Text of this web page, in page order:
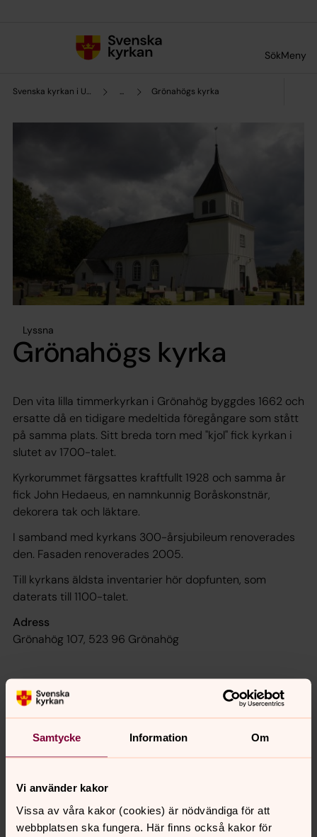
Samtycke Information Om
Vi använder kakor
Vissa av våra kakor (cookies) är nödvändiga för att
webbplatsen ska fungera. Här finns också kakor för
SökMeny
Svenska kyrkan i Ulricehamn ... Grönahögs kyrka
Lyssna
Grönahögs kyrka
Den vita lilla timmerkyrkan i Grönahög byggdes 1662 och
ersatte då en tidigare medeltida föregångare som stått
på samma plats. Sitt breda torn med "kjol" fick kyrkan i
slutet av 1700-talet.
Kyrkorummet färgsattes kraftfullt 1928 och samma år
fick John Hedaeus, en namnkunnig Boråskonstnär,
dekorera tak och läktare.
I samband med kyrkans 300-årsjubileum renoverades
den. Fasaden renoverades 2005.
Till kyrkans äldsta inventarier hör dopfunten, som
daterats till 1100-talet.
Adress
Grönahög 107, 523 96 Grönahög
Senast ändrad 4 augusti 2021
Synpunkter eller frågor på sidans
innehåll?
ulricehamn.pastorat@svenskakyrkan.se
Dela